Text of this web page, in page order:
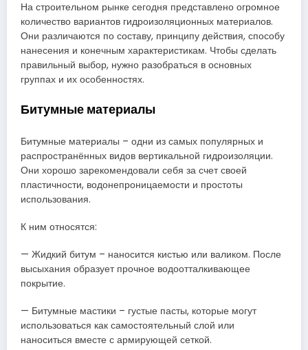
На строительном рынке сегодня представлено огромное
количество вариантов гидроизоляционных материалов.
Они различаются по составу, принципу действия, способу
нанесения и конечным характеристикам. Чтобы сделать
правильный выбор, нужно разобраться в основных
группах и их особенностях.
Битумные материалы
Битумные материалы – одни из самых популярных и
распространённых видов вертикальной гидроизоляции.
Они хорошо зарекомендовали себя за счет своей
пластичности, водонепроницаемости и простоты
использования.
К ним относятся:
— Жидкий битум – наносится кистью или валиком. После
высыхания образует прочное водоотталкивающее
покрытие.
— Битумные мастики – густые пасты, которые могут
использоваться как самостоятельный слой или
наноситься вместе с армирующей сеткой.